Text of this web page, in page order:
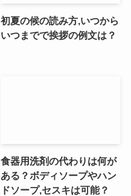
初夏の候の読み方,いつから
いつまでで挨拶の例文は？
食器用洗剤の代わりは何が
ある？ボディソープやハン
ドソープ,セスキは可能？